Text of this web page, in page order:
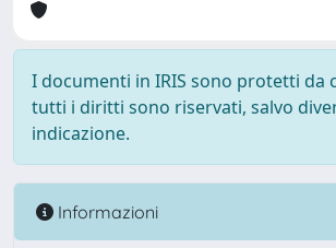
I documenti in IRIS sono protetti da
tutti i diritti sono riservati, salvo
indicazione.
Informazioni